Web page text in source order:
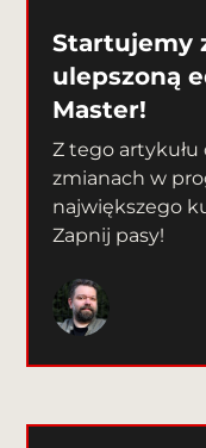
Startujemy
ulepszoną
Master!
Z tego artykułu
zmianach w
największego
Zapnij pasy!